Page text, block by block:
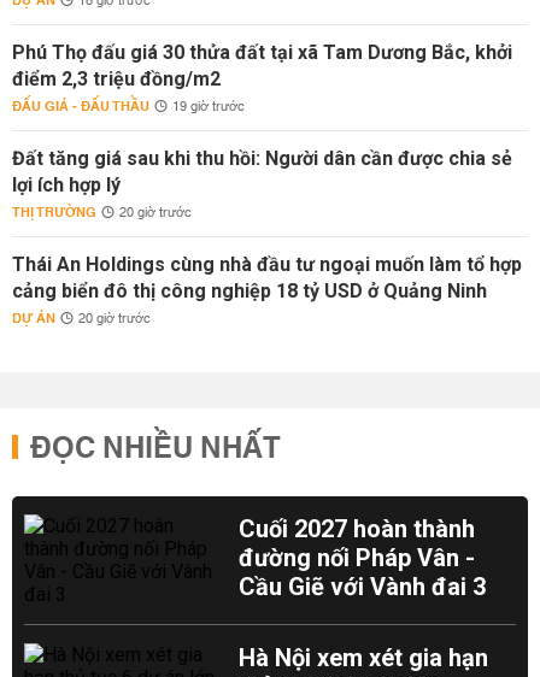
Phú Thọ đấu giá 30 thửa đất tại xã Tam Dương Bắc, khởi
điểm 2,3 triệu đồng/m2
ĐẤU GIÁ - ĐẤU THẦU 19 giờ trước
Đất tăng giá sau khi thu hồi: Người dân cần được chia sẻ
lợi ích hợp lý
THỊ TRƯỜNG 20 giờ trước
Thái An Holdings cùng nhà đầu tư ngoại muốn làm tổ hợp
cảng biển đô thị công nghiệp 18 tỷ USD ở Quảng Ninh
DỰ ÁN 20 giờ trước
ĐỌC NHIỀU NHẤT
Cuối 2027 hoàn thành
đường nối Pháp Vân -
Cầu Giẽ với Vành đai 3
Hà Nội xem xét gia hạn